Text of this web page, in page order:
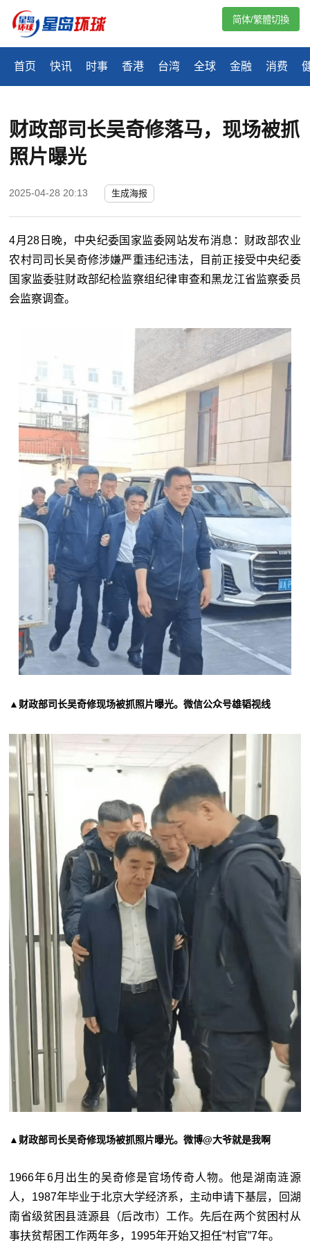
首页 快讯 时事 香港 台湾 全球 金融 消费
简体/繁體切換
财政部司长吴奇修落马，现场被抓
照片曝光
2025-04-28 20:13 生成海报
4月28日晚，中央纪委国家监委网站发布消息：财政部农业
农村司司长吴奇修涉嫌严重违纪违法，目前正接受中央纪委
国家监委驻财政部纪检监察组纪律审查和黑龙江省监察委员
会监察调查。
▲财政部司长吴奇修现场被抓照片曝光。微信公众号雄韬视线
▲财政部司长吴奇修现场被抓照片曝光。微博@大爷就是我啊
1966年6月出生的吴奇修是官场传奇人物。他是湖南涟源
人，1987年毕业于北京大学经济系，主动申请下基层，回湖
南省级贫困县涟源县（后改市）工作。先后在两个贫困村从
事扶贫帮困工作两年多，1995年开始又担任“村官”7年。